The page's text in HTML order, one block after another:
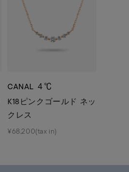
CANAL ４℃
K18ピンクゴールド ネッ
クレス
¥68,200(tax in)